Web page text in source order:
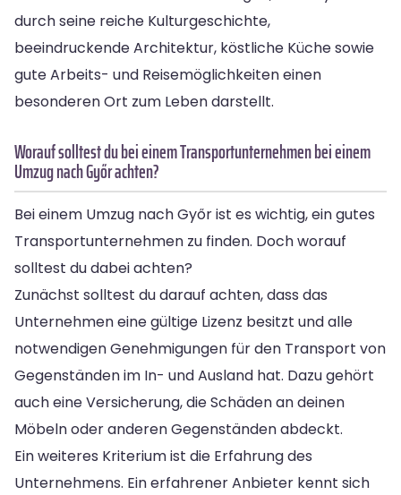
durch seine reiche Kulturgeschichte,
beeindruckende Architektur, köstliche Küche sowie
gute Arbeits- und Reisemöglichkeiten einen
besonderen Ort zum Leben darstellt.
Worauf solltest du bei einem Transportunternehmen bei einem
Umzug nach Győr achten?
Bei einem Umzug nach Győr ist es wichtig, ein gutes
Transportunternehmen zu finden. Doch worauf
solltest du dabei achten?
Zunächst solltest du darauf achten, dass das
Unternehmen eine gültige Lizenz besitzt und alle
notwendigen Genehmigungen für den Transport von
Gegenständen im In- und Ausland hat. Dazu gehört
auch eine Versicherung, die Schäden an deinen
Möbeln oder anderen Gegenständen abdeckt.
Ein weiteres Kriterium ist die Erfahrung des
Unternehmens. Ein erfahrener Anbieter kennt sich